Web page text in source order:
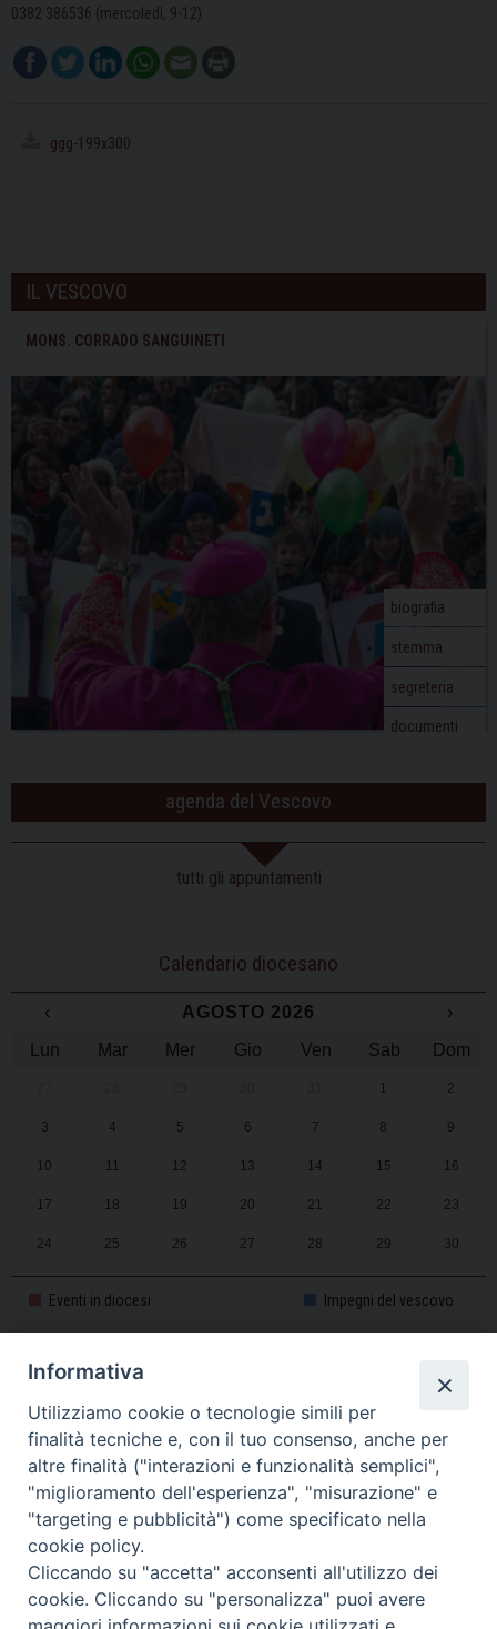
0382 386536 (mercoledì, 9-12).
ggg-199x300
IL VESCOVO
MONS. CORRADO SANGUINETI
biografia
stemma
segreteria
documenti
agenda del Vescovo
tutti gli appuntamenti
Calendario diocesano
‹ AGOSTO 2026
›
Lun
Mar Mer Gio Ven Sab Dom
1 2
3 4 5 6 7 8 9
10 11 12 13 14 15 16
17 18 19 20 21 22 23
24 25 26 27 28 29 30
Eventi in diocesi Impegni del vescovo
CALENDARIO PASTORALE 2025-2026
Informativa
Utilizziamo cookie o tecnologie simili per
finalità tecniche e, con il tuo consenso, anche per
altre finalità ("interazioni e funzionalità semplici",
"miglioramento dell'esperienza", "misurazione" e
"targeting e pubblicità") come specificato nella
cookie policy.
Cliccando su "accetta" acconsenti all'utilizzo dei
cookie. Cliccando su "personalizza" puoi avere